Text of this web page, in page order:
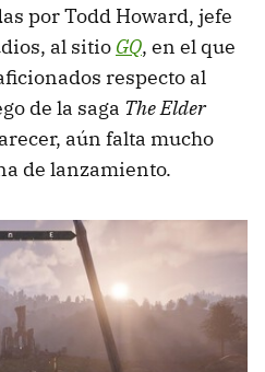
por Todd Howard, jefe
al sitio GQ, en el que
respecto al
de la saga The Elder
aún falta mucho
de lanzamiento.